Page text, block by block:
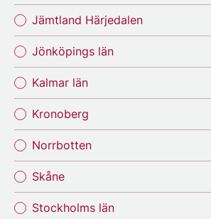
Jämtland Härjedalen
Jönköpings län
Kalmar län
Kronoberg
Norrbotten
Skåne
Stockholms län